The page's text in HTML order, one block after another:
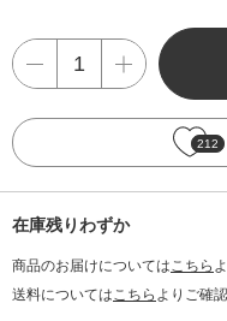
212
在庫残りわずか
商品のお届けについてはこちら
送料についてはこちら よりご確